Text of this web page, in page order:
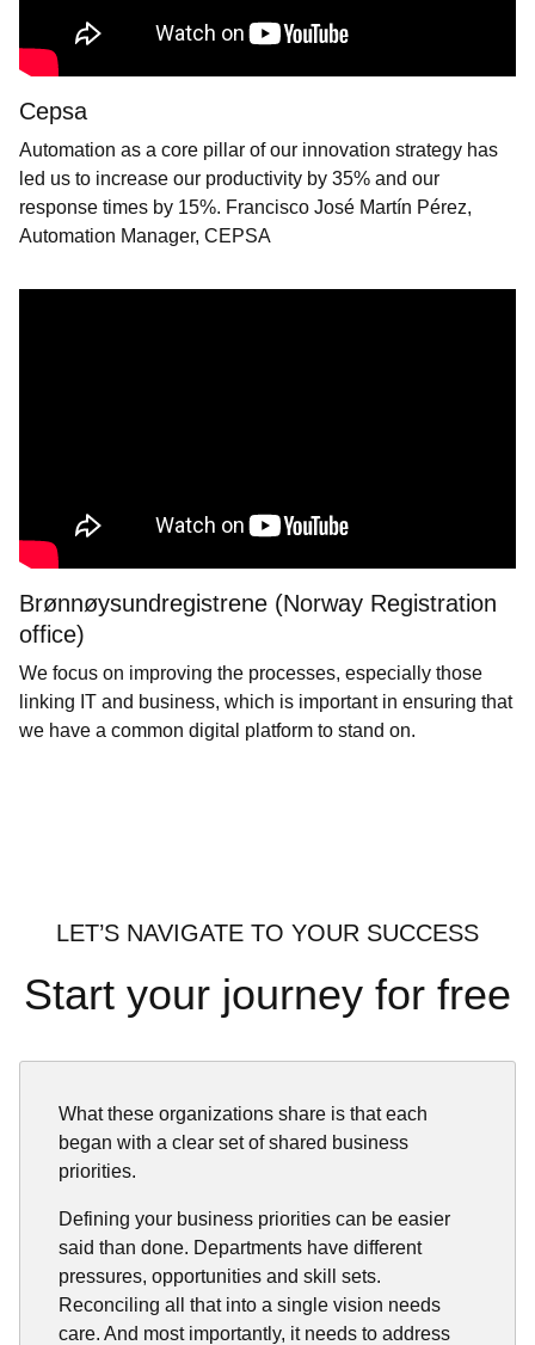
Cepsa
Automation as a core pillar of our innovation strategy has
led us to increase our productivity by 35% and our
response times by 15%. Francisco José Martín Pérez,
Automation Manager, CEPSA
Brønnøysundregistrene (Norway Registration
office)
We focus on improving the processes, especially those
linking IT and business, which is important in ensuring that
we have a common digital platform to stand on.
LET’S NAVIGATE TO YOUR SUCCESS
Start your journey for free
What these organizations share is that each
began with a clear set of shared business
priorities.
Defining your business priorities can be easier
said than done. Departments have different
pressures, opportunities and skill sets.
Reconciling all that into a single vision needs
care. And most importantly, it needs to address